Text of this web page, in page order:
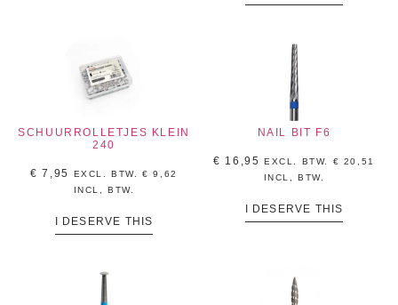
SCHUURROLLETJES KLEIN
240
€ 7,95 EXCL. BTW.€ 9,62
INCL, BTW.
I DESERVE THIS
NAIL BIT F6
€ 16,95 EXCL. BTW. € 20,51
INCL, BTW.
I DESERVE THIS